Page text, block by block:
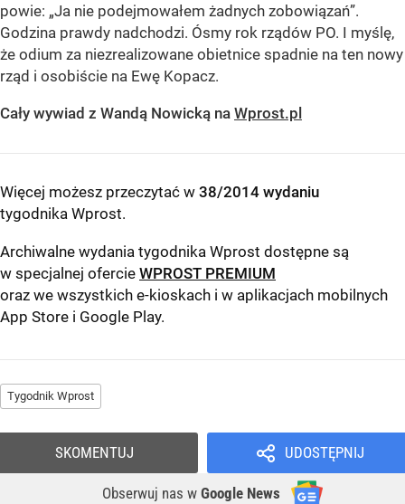
powie: „Ja nie podejmowałem żadnych zobowiązań”.
Godzina prawdy nadchodzi. Ósmy rok rządów PO. I myślę,
że odium za niezrealizowane obietnice spadnie na ten nowy
rząd i osobiście na Ewę Kopacz.
Cały wywiad z Wandą Nowicką na Wprost.pl
Więcej możesz przeczytać w 38/2014 wydaniu
tygodnika Wprost.
Archiwalne wydania tygodnika Wprost dostępne są
w specjalnej ofercie WPROST PREMIUM
oraz we wszystkich e-kioskach i w aplikacjach mobilnych
App Store i Google Play.
Tygodnik Wprost
UDOSTĘPNIJ
Obserwuj nas w Google News
SKOMENTUJ